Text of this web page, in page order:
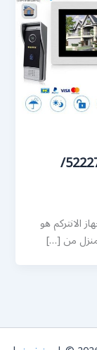
تركيب انتركم واي فاي الكويت / 52227353/
الانتركم هو
من […]